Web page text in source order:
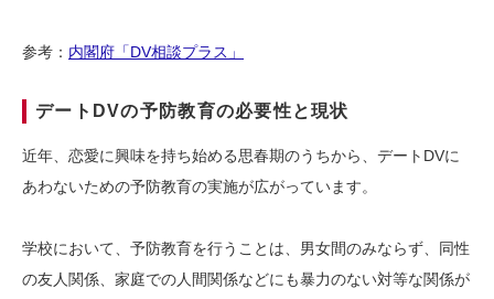
参考： 内閣府「DV相談プラス」
デートDVの予防教育の必要性と現状
近年、恋愛に興味を持ち始める思春期のうちから、デートDVに
あわないための予防教育の実施が広がっています。
学校において、予防教育を行うことは、男女間のみならず、同性
の友人関係、家庭での人間関係などにも暴力のない対等な関係が